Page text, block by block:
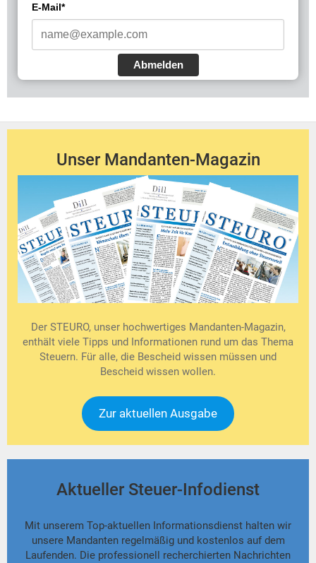
E-Mail*
Abmelden
Unser Mandanten-Magazin
Der STEURO, unser hochwertiges Mandanten-Magazin,
enthält viele Tipps und Informationen rund um das Thema
Steuern. Für alle, die Bescheid wissen müssen und
Bescheid wissen wollen.
Zur aktuellen Ausgabe
Aktueller Steuer-Infodienst
Mit unserem Top-aktuellen Informationsdienst halten wir
unsere Mandanten regelmäßig und kostenlos auf dem
Laufenden. Die professionell recherchierten Nachrichten